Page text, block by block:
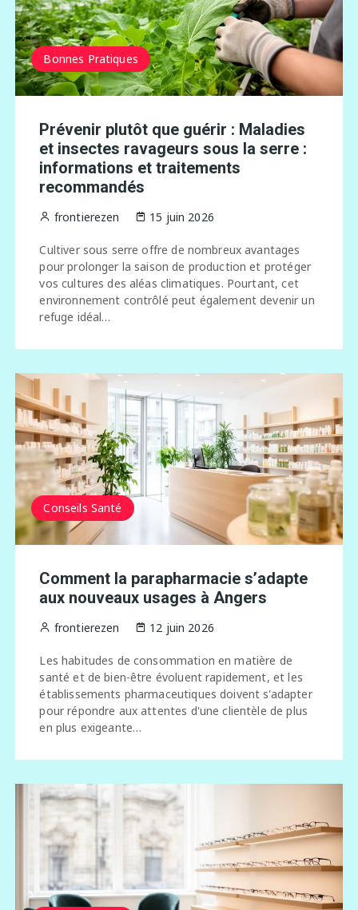
Bonnes Pratiques
Prévenir plutôt que guérir : Maladies
et insectes ravageurs sous la serre :
informations et traitements
recommandés
frontierezen 15 juin 2026
Cultiver sous serre offre de nombreux avantages
pour prolonger la saison de production et protéger
vos cultures des aléas climatiques. Pourtant, cet
environnement contrôlé peut également devenir un
refuge idéal…
Conseils Santé
Comment la parapharmacie s’adapte
aux nouveaux usages à Angers
frontierezen 12 juin 2026
Les habitudes de consommation en matière de
santé et de bien-être évoluent rapidement, et les
établissements pharmaceutiques doivent s'adapter
pour répondre aux attentes d'une clientèle de plus
en plus exigeante…